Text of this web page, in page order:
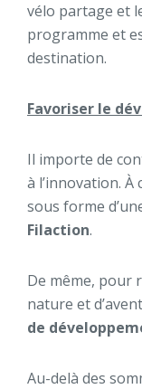
vélo partage et
programme et
destination.
Favoriser le
Il importe de
à l’innovation.
sous forme
Filaction.
De même, pour
nature et
de
Au-delà des